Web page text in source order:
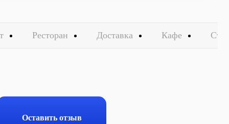
Ресторан Доставка Кафе
Оставить отзыв